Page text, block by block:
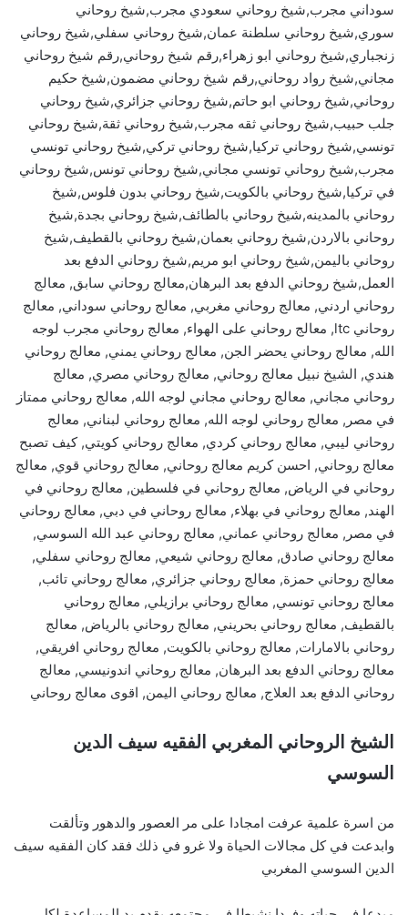
سوداني مجرب,شيخ روحاني سعودي مجرب,شيخ روحاني
سوري,شيخ روحاني سلطنة عمان,شيخ روحاني سفلي,شيخ روحاني
زنجباري,شيخ روحاني ابو زهراء,رقم شيخ روحاني,رقم شيخ روحاني
مجاني,شيخ رواد روحاني,رقم شيخ روحاني مضمون,شيخ حكيم
روحاني,شيخ روحاني ابو حاتم,شيخ روحاني جزائري,شيخ روحاني
جلب حبيب,شيخ روحاني ثقه مجرب,شيخ روحاني ثقة,شيخ روحاني
تونسي,شيخ روحاني تركيا,شيخ روحاني تركي,شيخ روحاني تونسي
مجرب,شيخ روحاني تونسي مجاني,شيخ روحاني تونس,شيخ روحاني
في تركيا,شيخ روحاني بالكويت,شيخ روحاني بدون فلوس,شيخ
روحاني بالمدينه,شيخ روحاني بالطائف,شيخ روحاني بجدة,شيخ
روحاني بالاردن,شيخ روحاني بعمان,شيخ روحاني بالقطيف,شيخ
روحاني باليمن,شيخ روحاني ابو مريم,شيخ روحاني الدفع بعد
العمل,شيخ روحاني الدفع بعد البرهان,معالج روحاني سابق, معالج
روحاني اردني, معالج روحاني مغربي, معالج روحاني سوداني, معالج
روحاني ltc, معالج روحاني على الهواء, معالج روحاني مجرب لوجه
الله, معالج روحاني يحضر الجن, معالج روحاني يمني, معالج روحاني
هندي, الشيخ نبيل معالج روحاني, معالج روحاني مصري, معالج
روحاني مجاني, معالج روحاني مجاني لوجه الله, معالج روحاني ممتاز
في مصر, معالج روحاني لوجه الله, معالج روحاني لبناني, معالج
روحاني ليبي, معالج روحاني كردي, معالج روحاني كويتي, كيف تصبح
معالج روحاني, احسن كريم معالج روحاني, معالج روحاني قوي, معالج
روحاني في الرياض, معالج روحاني في فلسطين, معالج روحاني في
الهند, معالج روحاني في بهلاء, معالج روحاني في دبي, معالج روحاني
في مصر, معالج روحاني عماني, معالج روحاني عبد الله السوسي,
معالج روحاني صادق, معالج روحاني شيعي, معالج روحاني سفلي,
معالج روحاني حمزة, معالج روحاني جزائري, معالج روحاني تائب,
معالج روحاني تونسي, معالج روحاني برازيلي, معالج روحاني
بالقطيف, معالج روحاني بحريني, معالج روحاني بالرياض, معالج
روحاني بالامارات, معالج روحاني بالكويت, معالج روحاني افريقي,
معالج روحاني الدفع بعد البرهان, معالج روحاني اندونيسي, معالج
روحاني الدفع بعد العلاج, معالج روحاني اليمن, اقوى معالج روحاني
الشيخ الروحاني المغربي الفقيه سيف الدين
السوسي
من اسرة علمية عرفت امجادا على مر العصور والدهور وتألقت
وابدعت في كل مجالات الحياة ولا غرو في ذلك فقد كان الفقيه سيف
الدين السوسي المغربي